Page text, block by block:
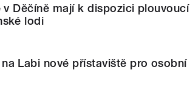
Děčíně mají k dispozici plouvoucí
lodi
Labi nové přístaviště pro osobní